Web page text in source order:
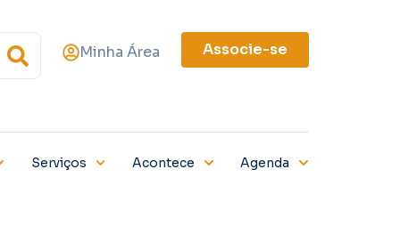
Minha Área Associe-se
Serviços Acontece Agenda